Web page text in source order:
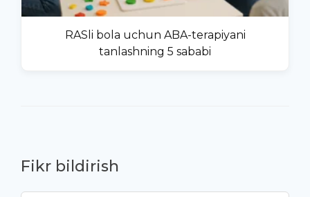
RASli bola uchun ABA-terapiyani
tanlashning 5 sababi
Fikr bildirish